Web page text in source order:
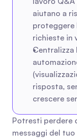
aiutano a
proteggere
richieste in
Centralizza
risposta,
crescere
Potresti perdere
messaggi del